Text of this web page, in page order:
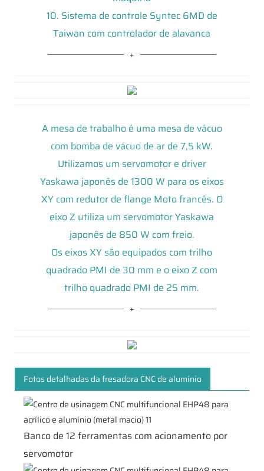
A mesa de trabalho é uma mesa de vácuo
com bomba de vácuo de ar de 7,5 kW.
Utilizamos um servomotor e driver
Yaskawa japonês de 1300 W para os eixos
XY com redutor de flange Moto francês. O
eixo Z utiliza um servomotor Yaskawa
japonês de 850 W com freio.
Os eixos XY são equipados com trilho
quadrado PMI de 30 mm e o eixo Z com
trilho quadrado PMI de 25 mm.
10. Sistema de controle Syntec 6MD de
Taiwan com controlador de alavanca
Fotos detalhadas da fresadora CNC de alumínio
Banco de 12 ferramentas com acionamento por
servomotor